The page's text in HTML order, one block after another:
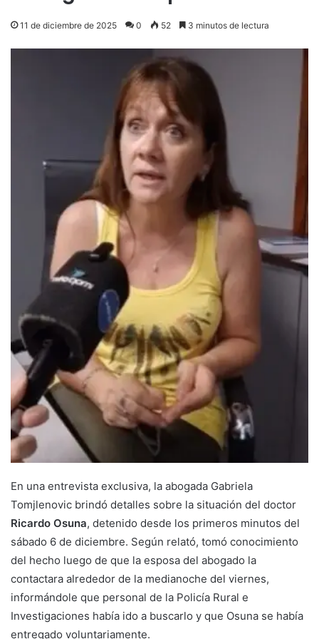
11 de diciembre de 2025 0 52 3 minutos de lectura
En una entrevista exclusiva, la abogada Gabriela
Tomjlenovic brindó detalles sobre la situación del doctor
Ricardo Osuna, detenido desde los primeros minutos del
sábado 6 de diciembre. Según relató, tomó conocimiento
del hecho luego de que la esposa del abogado la
contactara alrededor de la medianoche del viernes,
informándole que personal de la Policía Rural e
Investigaciones había ido a buscarlo y que Osuna se había
entregado voluntariamente.